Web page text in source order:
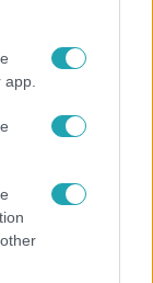
sem
a politikai